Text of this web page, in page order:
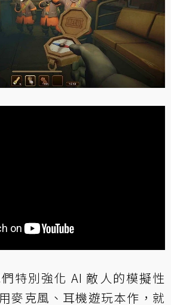
特別強化 AI 敵人的模擬性
麥克風、耳機遊玩本作，就